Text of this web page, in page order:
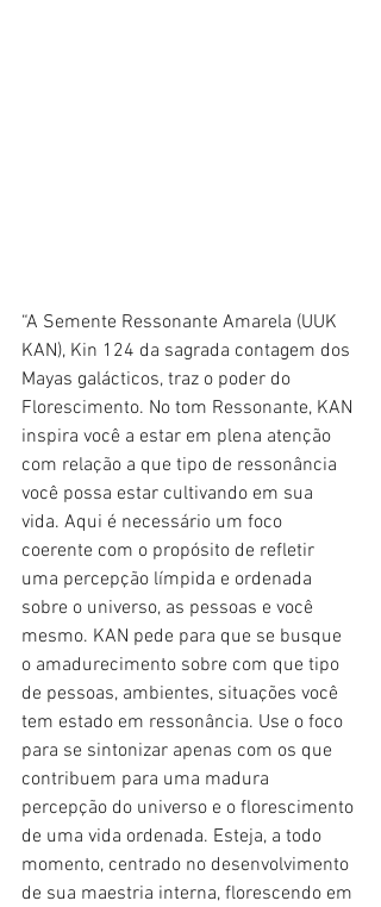
“A Semente Ressonante Amarela (UUK
KAN), Kin 124 da sagrada contagem dos
Mayas galácticos, traz o poder do
Florescimento. No tom Ressonante, KAN
inspira você a estar em plena atenção
com relação a que tipo de ressonância
você possa estar cultivando em sua
vida. Aqui é necessário um foco
coerente com o propósito de refletir
uma percepção límpida e ordenada
sobre o universo, as pessoas e você
mesmo. KAN pede para que se busque
o amadurecimento sobre com que tipo
de pessoas, ambientes, situações você
tem estado em ressonância. Use o foco
para se sintonizar apenas com os que
contribuem para uma madura
percepção do universo e o florescimento
de uma vida ordenada. Esteja, a todo
momento, centrado no desenvolvimento
de sua maestria interna, florescendo em